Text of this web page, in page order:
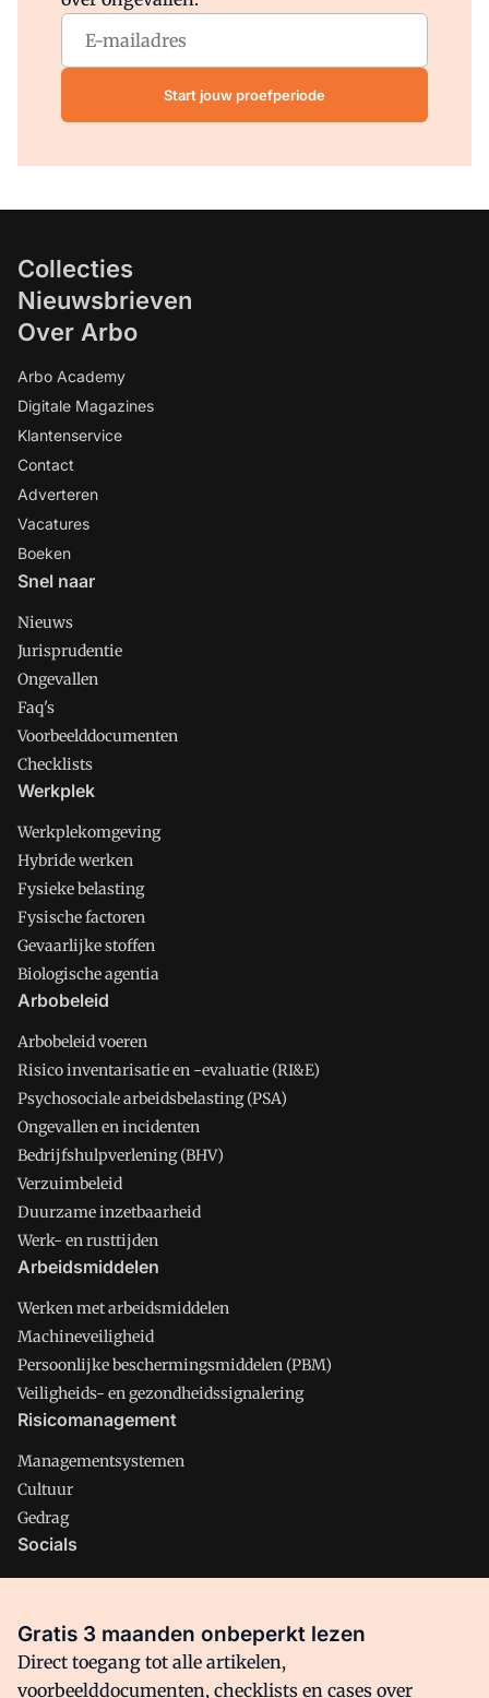
Start jouw proefperiode
Collecties
Nieuwsbrieven
Over Arbo
Arbo Academy
Digitale Magazines
Klantenservice
Contact
Adverteren
Vacatures
Boeken
Snel naar
Nieuws
Jurisprudentie
Ongevallen
Faq's
Voorbeelddocumenten
Checklists
Werkplek
Werkplekomgeving
Hybride werken
Fysieke belasting
Fysische factoren
Gevaarlijke stoffen
Biologische agentia
Arbobeleid
Arbobeleid voeren
Risico inventarisatie en -evaluatie (RI&E)
Psychosociale arbeidsbelasting (PSA)
Ongevallen en incidenten
Bedrijfshulpverlening (BHV)
Verzuimbeleid
Duurzame inzetbaarheid
Werk- en rusttijden
Arbeidsmiddelen
Werken met arbeidsmiddelen
Machineveiligheid
Persoonlijke beschermingsmiddelen (PBM)
Veiligheids- en gezondheidssignalering
Risicomanagement
Managementsystemen
Cultuur
Gedrag
Socials
Facebook
Gratis 3 maanden onbeperkt lezen
Direct toegang tot alle artikelen,
voorbeelddocumenten, checklists en cases over